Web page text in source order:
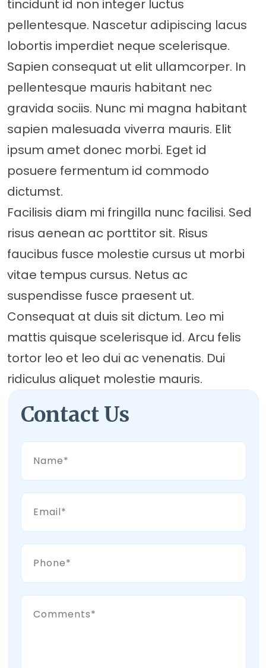
tincidunt id non integer luctus
pellentesque. Nascetur adipiscing lacus
lobortis imperdiet neque scelerisque.
Sapien consequat ut elit ullamcorper. In
pellentesque mauris habitant nec
gravida sociis. Nunc mi magna habitant
sapien malesuada viverra mauris. Elit
ipsum amet donec morbi. Eget id
posuere fermentum id commodo
dictumst.
Facilisis diam mi fringilla nunc facilisi. Sed
risus aenean ac porttitor sit. Risus
faucibus fusce molestie cursus ut morbi
vitae tempus cursus. Netus ac
suspendisse fusce praesent ut.
Consequat at duis sit dictum. Leo mi
mattis quisque scelerisque id. Arcu felis
tortor leo et leo dui ac venenatis. Dui
ridiculus aliquet molestie mauris.
Contact Us